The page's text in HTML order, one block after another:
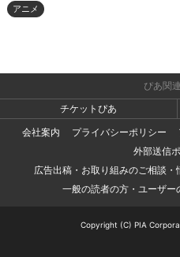
アニメ
ぴあ関
チケットぴあ
会社案内
プライバシーポリシー
外部送信
広告出稿・お取り組みのご相談
一般の読者の方・ユーザ
Copyright (C) PIA